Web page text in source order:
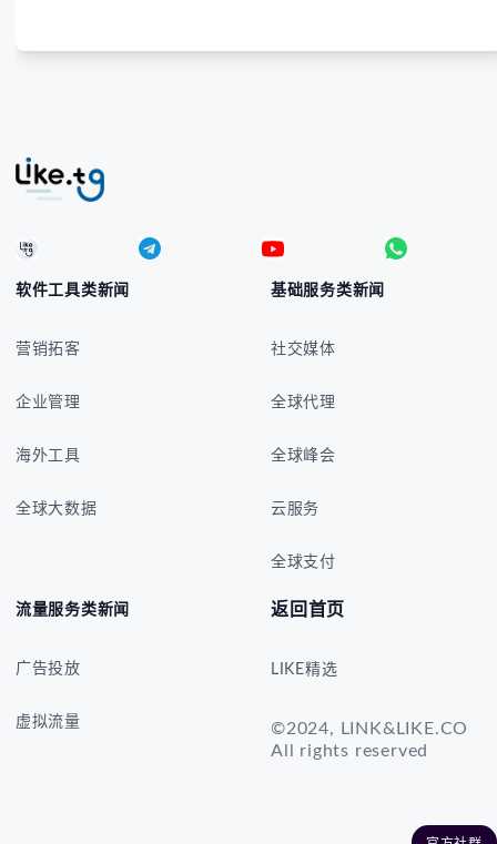
软件工具类新闻
营销拓客
企业管理
海外工具
全球大数据
基础服务类新闻
社交媒体
全球代理
全球峰会
云服务
全球支付
流量服务类新闻
广告投放
虚拟流量
返回首页
LIKE精选
©2024, LINK&LIKE.CO
All rights reserved